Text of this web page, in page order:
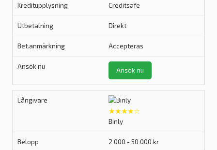
Creditsafe
Direkt
Accepteras
Ansök nu
★★★★☆
Binly
2 000 - 50 000 kr